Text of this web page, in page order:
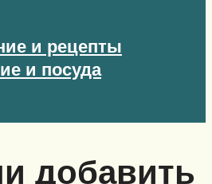
и рецепты
и посуда
добавить